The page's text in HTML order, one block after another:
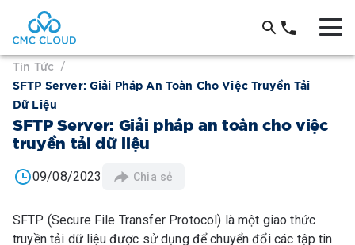
Tin Tức /
SFTP Server: Giải Pháp An Toàn Cho Việc Truyền Tải
Dữ Liệu
SFTP Server: Giải pháp an toàn cho việc
truyền tải dữ liệu
09/08/2023 Chia sẻ
SFTP (Secure File Transfer Protocol) là một giao thức
truyền tải dữ liệu được sử dụng để chuyển đổi các tập tin